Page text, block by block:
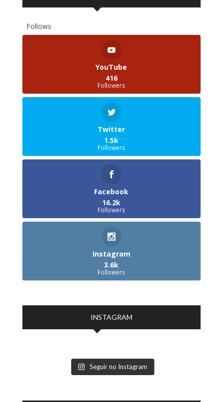
Follows
YouTube
416
Followers
Twitter
1.5k
Followers
Facebook
16.2k
Followers
Instagram
3.6k
Followers
INSTAGRAM
Seguir no Instagram